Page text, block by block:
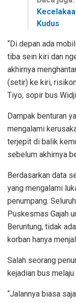
Kudus
“Di depan ada
tiba sein kiri dan
akhirnya
(setir) ke kiri,
Tiyo, sopir bus
Dampak benturan
mengalami
terjepit di balik
sebelum akhirnya
Berdasarkan data
yang mengalami
penumpang.
Puskesmas Gajah
Beruntung, tidak
korban hanya
Salah seorang
kejadian bus
“Jalannya biasa